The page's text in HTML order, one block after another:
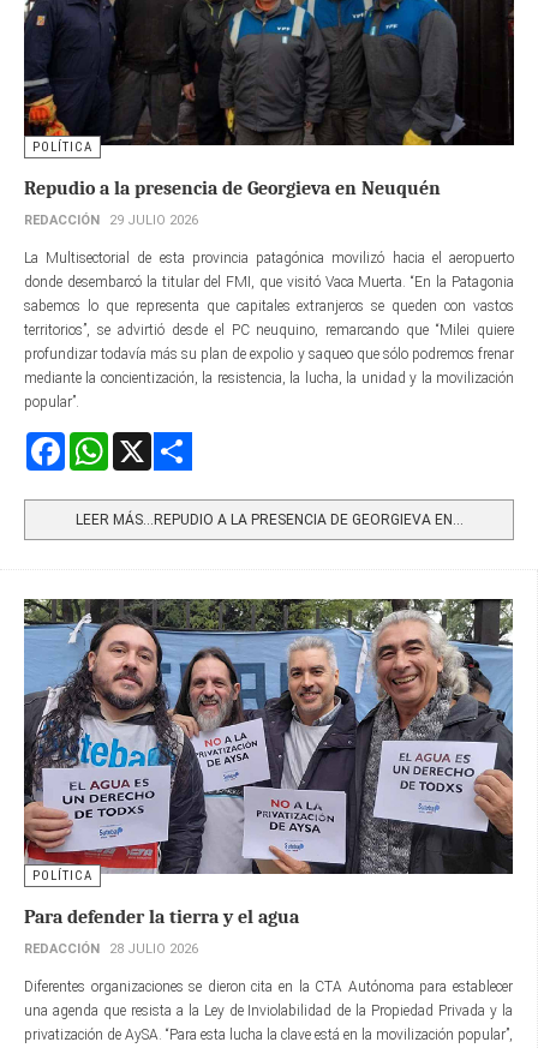
POLÍTICA
Repudio a la presencia de Georgieva en Neuquén
REDACCIÓN 29 JULIO 2026
La Multisectorial de esta provincia patagónica movilizó hacia el aeropuerto
donde desembarcó la titular del FMI, que visitó Vaca Muerta. “En la Patagonia
sabemos lo que representa que capitales extranjeros se queden con vastos
territorios”, se advirtió desde el PC neuquino, remarcando que “Milei quiere
profundizar todavía más su plan de expolio y saqueo que sólo podremos frenar
mediante la concientización, la resistencia, la lucha, la unidad y la movilización
popular”.
FacebookWhatsApp
LEER MÁS…REPUDIO A LA PRESENCIA DE GEORGIEVA EN...
POLÍTICA
Para defender la tierra y el agua
REDACCIÓN 28 JULIO 2026
Diferentes organizaciones se dieron cita en la CTA Autónoma para establecer
una agenda que resista a la Ley de Inviolabilidad de la Propiedad Privada y la
privatización de AySA. “Para esta lucha la clave está en la movilización popular”,